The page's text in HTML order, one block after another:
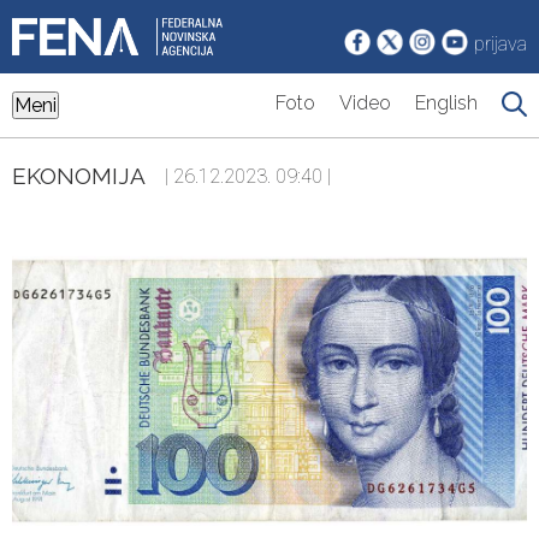
prijava
Meni Foto Video English
EKONOMIJA | 26.12.2023. 09:40 |